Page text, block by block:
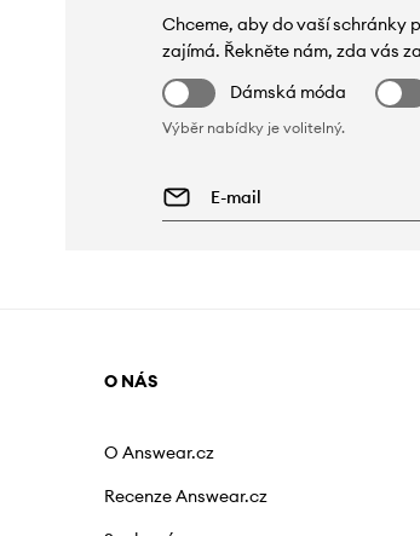
Chceme, aby do vaší schránky
zajímá. Řekněte nám, zda vás
Dámská móda
Výběr nabídky je volitelný.
O NÁS
O Answear.cz
Recenze Answear.cz